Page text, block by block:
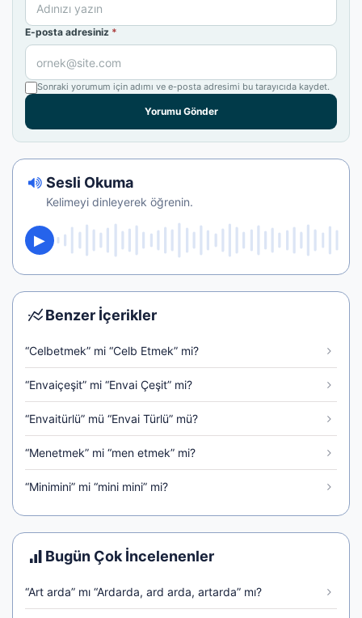
E-posta adresiniz *
Sonraki yorumum için adımı ve e-posta adresimi bu tarayıcıda kaydet.
Yorumu Gönder
Sesli Okuma
Kelimeyi dinleyerek öğrenin.
Benzer İçerikler
“Celbetmek” mi “Celb Etmek” mi?
“Envaiçeşit” mi “Envai Çeşit” mi?
“Envaitürlü” mü “Envai Türlü” mü?
“Menetmek” mi “men etmek” mi?
“Minimini” mi “mini mini” mi?
Bugün Çok İncelenenler
“Art arda” mı “Ardarda, ard arda, artarda” mı?